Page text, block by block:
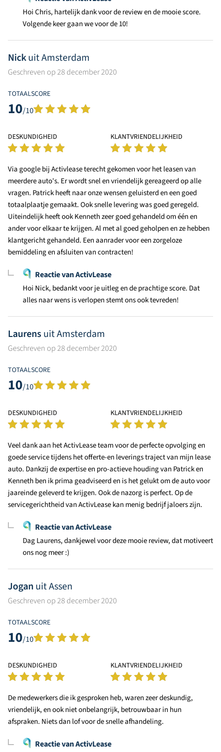
Hoi Chris, hartelijk dank voor de review en de mooie score.
Volgende keer gaan we voor de 10!
Nickuit Amsterdam
Geschreven op 28 december 2020
TOTAALSCORE
10/10
DESKUNDIGHEID KLANTVRIENDELIJKHEID
Via google bij Activlease terecht gekomen voor het leasen van
meerdere auto's. Er wordt snel en vriendelijk gereageerd op alle
vragen. Patrick heeft naar onze wensen geluisterd en een goed
totaalplaatje gemaakt. Ook snelle levering was goed geregeld.
Uiteindelijk heeft ook Kenneth zeer goed gehandeld om één en
ander voor elkaar te krijgen. Al met al goed geholpen en ze hebben
klantgericht gehandeld. Een aanrader voor een zorgeloze
bemiddeling en afsluiten van contracten!
Reactie van ActivLease
Hoi Nick, bedankt voor je uitleg en de prachtige score. Dat
alles naar wens is verlopen stemt ons ook tevreden!
Laurens uit Amsterdam
Geschreven op 28 december 2020
TOTAALSCORE
10/10
DESKUNDIGHEID KLANTVRIENDELIJKHEID
Veel dank aan het ActivLease team voor de perfecte opvolging en
goede service tijdens het offerte-en leverings traject van mijn lease
auto. Dankzij de expertise en pro-actieve houding van Patrick en
Kenneth ben ik prima geadviseerd en is het gelukt om de auto voor
jaareinde geleverd te krijgen. Ook de nazorg is perfect. Op de
servicegerichtheid van ActivLease kan menig bedrijf jaloers zijn.
Reactie van ActivLease
Dag Laurens, dankjewel voor deze mooie review, dat motiveert
ons nog meer :)
Jogan uit Assen
Geschreven op 28 december 2020
TOTAALSCORE
10/10
DESKUNDIGHEID KLANTVRIENDELIJKHEID
De medewerkers die ik gesproken heb, waren zeer deskundig,
vriendelijk, en ook niet onbelangrijk, betrouwbaar in hun
afspraken. Niets dan lof voor de snelle afhandeling.
Reactie van ActivLease